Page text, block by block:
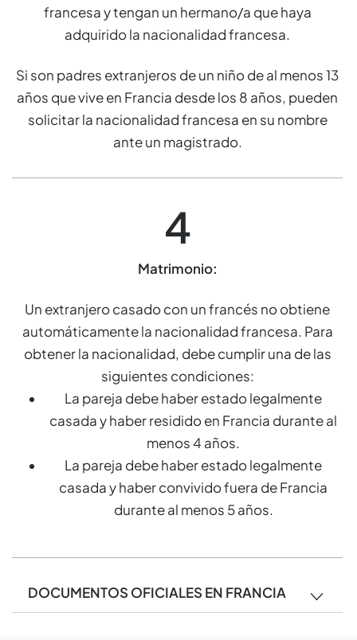
francesa y tengan un hermano/a que haya
adquirido la nacionalidad francesa.
Si son padres extranjeros de un niño de al menos 13
años que vive en Francia desde los 8 años, pueden
solicitar la nacionalidad francesa en su nombre
ante un magistrado.
4
Matrimonio:
Un extranjero casado con un francés no obtiene
automáticamente la nacionalidad francesa. Para
obtener la nacionalidad, debe cumplir una de las
siguientes condiciones:
La pareja debe haber estado legalmente
casada y haber residido en Francia durante al
menos 4 años.
La pareja debe haber estado legalmente
casada y haber convivido fuera de Francia
durante al menos 5 años.
DOCUMENTOS OFICIALES EN FRANCIA